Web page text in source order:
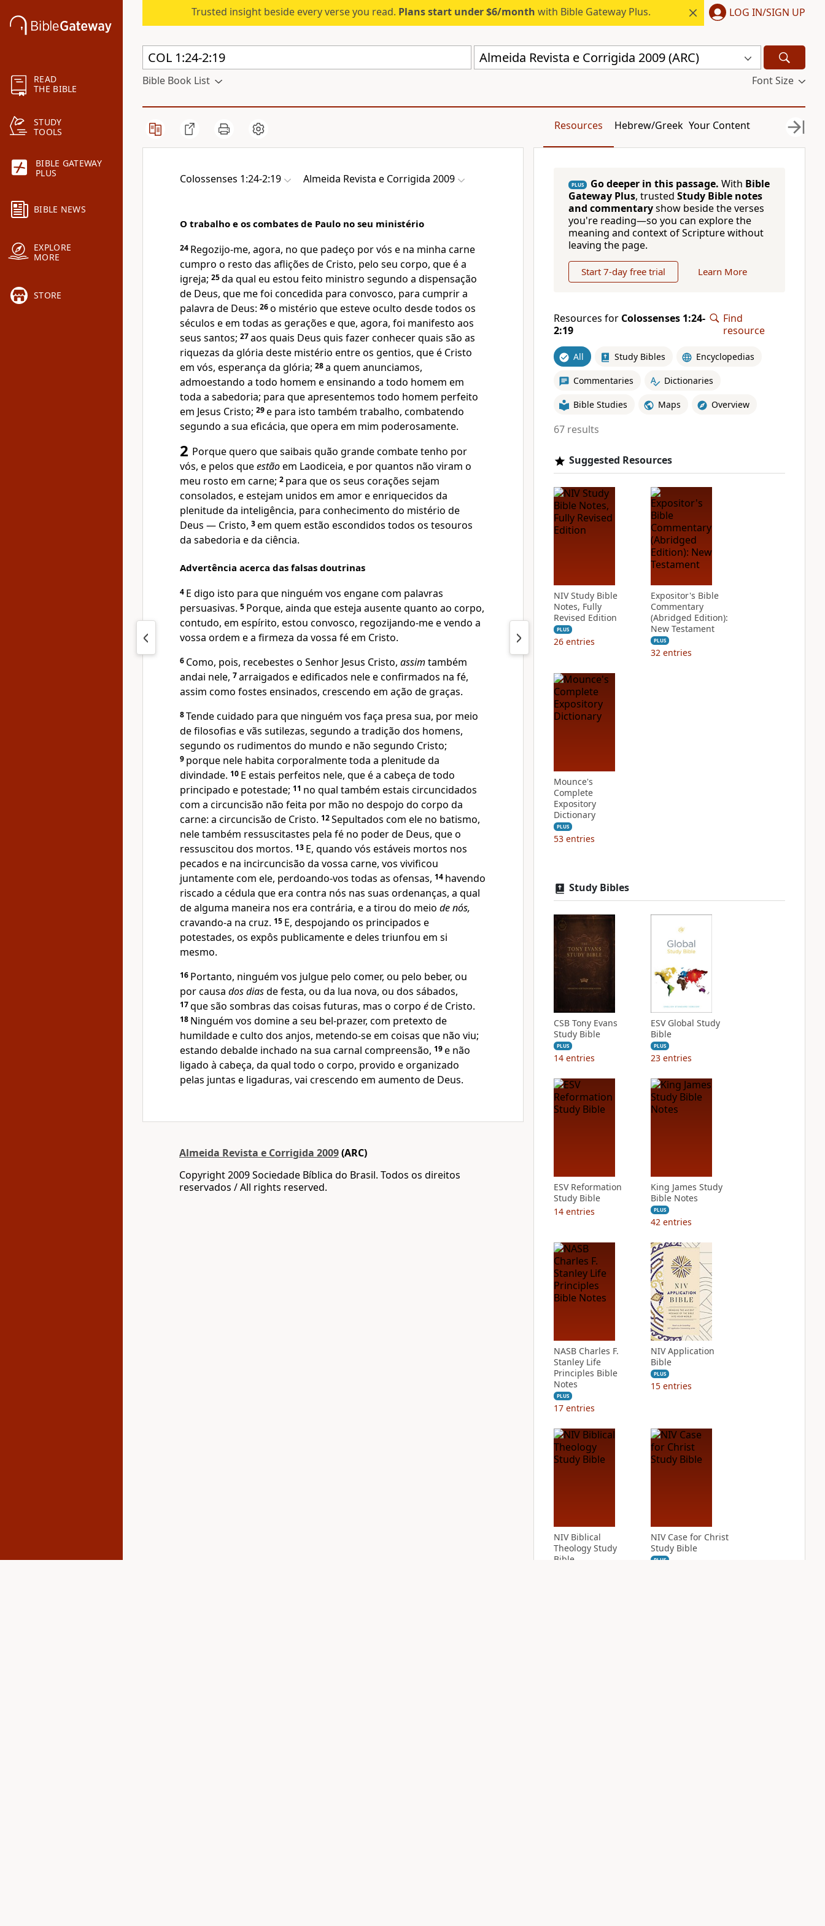
READ
THE BIBLE
STUDY
TOOLS
BIBLE GATEWAY
PLUS
BIBLE NEWS
EXPLORE
MORE
STORE
Trusted insight beside every verse you read. Plans start under $6/month with Bible Gateway Plus. LOG IN/SIGN UP
Almeida Revista e Corrigida 2009 (ARC)
Bible Book List Font Size
Resources Hebrew/Greek Your Content
Colossenses 1:24-2:19 Almeida Revista e Corrigida 2009
O trabalho e os combates de Paulo no seu ministério
24 Regozijo-me, agora, no que padeço por vós e na minha carne
cumpro o resto das aflições de Cristo, pelo seu corpo, que é a
igreja; 25da qual eu estou feito ministro segundo a dispensação
de Deus, que me foi concedida para convosco, para cumprir a
palavra de Deus: 26o mistério que esteve oculto desde todos os
séculos e em todas as gerações e que, agora, foi manifesto aos
seus santos; 27aos quais Deus quis fazer conhecer quais são as
riquezas da glória deste mistério entre os gentios, que é Cristo
em vós, esperança da glória; 28a quem anunciamos,
admoestando a todo homem e ensinando a todo homem em
toda a sabedoria; para que apresentemos todo homem perfeito
em Jesus Cristo; 29e para isto também trabalho, combatendo
segundo a sua eficácia, que opera em mim poderosamente.
2 Porque quero que saibais quão grande combate tenho por
vós, e pelos queestãoem Laodiceia, e por quantos não viram o
meu rosto em carne; 2 para que os seus corações sejam
consolados, e estejam unidos em amor e enriquecidos da
plenitude da inteligência, para conhecimento do mistério de
Deus — Cristo, 3em quem estão escondidos todos os tesouros
da sabedoria e da ciência.
Advertência acerca das falsas doutrinas
4 E digo isto para que ninguém vos engane com palavras
persuasivas. 5 Porque, ainda que esteja ausente quanto ao corpo,
contudo, em espírito, estou convosco, regozijando-me e vendo a
vossa ordem e a firmeza da vossa fé em Cristo.
6 Como, pois, recebestes o Senhor Jesus Cristo, assim também
andai nele, 7arraigados e edificados nele e confirmados na fé,
assim como fostes ensinados, crescendo em ação de graças.
8Tende cuidado para que ninguém vos faça presa sua, por meio
de filosofias e vãs sutilezas, segundo a tradição dos homens,
segundo os rudimentos do mundo e não segundo Cristo;
9 porque nele habita corporalmente toda a plenitude da
divindade. 10 E estais perfeitos nele, que é a cabeça de todo
principado e potestade; 11 no qual também estais circuncidados
com a circuncisão não feita por mão no despojo do corpo da
carne: a circuncisão de Cristo. 12Sepultados com ele no batismo,
nele também ressuscitastes pela fé no poder de Deus, que o
ressuscitou dos mortos. 13 E, quando vós estáveis mortos nos
pecados e na incircuncisão da vossa carne, vos vivificou
juntamente com ele, perdoando-vos todas as ofensas, 14 havendo
riscado a cédula que era contra nós nas suas ordenanças, a qual
de alguma maneira nos era contrária, e a tirou do meio de nós,
cravando-a na cruz. 15 E, despojando os principados e
potestades, os expôs publicamente e deles triunfou em si
mesmo.
16 Portanto, ninguém vos julgue pelo comer, ou pelo beber, ou
por causa dos diasde festa, ou da lua nova, ou dos sábados,
17que são sombras das coisas futuras, mas o corpo éde Cristo.
18 Ninguém vos domine a seu bel-prazer, com pretexto de
humildade e culto dos anjos, metendo-se em coisas que não viu;
estando debalde inchado na sua carnal compreensão, 19e não
ligado à cabeça, da qual todo o corpo, provido e organizado
pelas juntas e ligaduras, vai crescendo em aumento de Deus.
Almeida Revista e Corrigida 2009(ARC)
Copyright 2009 Sociedade Bíblica do Brasil. Todos os direitos
reservados / All rights reserved.
PLUS Go deeper in this passage. With Bible
Gateway Plus, trusted Study Bible notes
and commentaryshow beside the verses
you're reading—so you can explore the
meaning and context of Scripture without
leaving the page.
Start 7-day free trial Learn More
Resources for Colossenses 1:24-
2:19
Find
resource
All Study Bibles Encyclopedias
Commentaries Dictionaries
Bible Studies Maps Overview
67 results
Suggested Resources
NIV Study Bible
Notes, Fully
Revised Edition
PLUS
26 entries
Expositor's Bible
Commentary
(Abridged Edition):
New Testament
PLUS
32 entries
Mounce's
Complete
Expository
Dictionary
PLUS
53 entries
Study Bibles
CSB Tony Evans
Study Bible
PLUS
14 entries
ESV Global Study
Bible
PLUS
23 entries
ESV Reformation
Study Bible
14 entries
King James Study
Bible Notes
PLUS
42 entries
NASB Charles F.
Stanley Life
Principles Bible
Notes
PLUS
17 entries
NIV Application
Bible
PLUS
15 entries
NIV Biblical
Theology Study
Bible
NIV Case for Christ
Study Bible
PLUS